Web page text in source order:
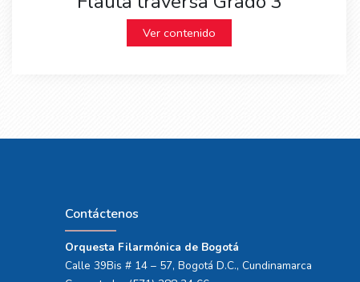
Ver contenido
Contáctenos
Orquesta Filarmónica de Bogotá
Calle 39Bis # 14 – 57, Bogotá D.C., Cundinamarca